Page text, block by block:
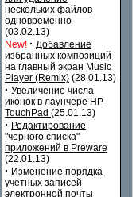
нескольких файлов
одновременно
(03.02.13)
New! · Добавление
избранных композиций
на главный экран Music
Player (Remix) (28.01.13)
· Увеличение числа
иконок в лаунчере HP
TouchPad (25.01.13)
· Редактирование
"черного списка"
приложений в Preware
(22.01.13)
· Изменение порядка
учетных записей
электронной почты